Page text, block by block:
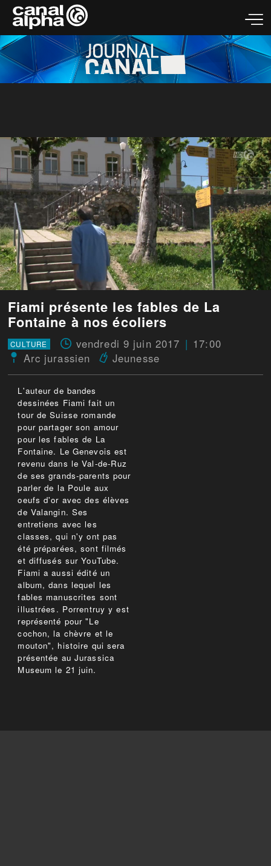
Fiami présente les fables de La
Fontaine à nos écoliers
CULTURE vendredi 9 juin 2017
17:00
Arc jurassien
Jeunesse
L'auteur de bandes
dessinées Fiami fait un
tour de Suisse romande
pour partager son amour
pour les fables de La
Fontaine. Le Genevois est
revenu dans le Val-de-Ruz
de ses grands-parents pour
parler de la Poule aux
oeufs d'or avec des élèves
de Valangin. Ses
entretiens avec les
classes, qui n'y ont pas
été préparées, sont filmés
et diffusés sur YouTube.
Fiami a aussi édité un
album, dans lequel les
fables manuscrites sont
illustrées. Porrentruy y est
représenté pour "Le
cochon, la chèvre et le
mouton", histoire qui sera
présentée au Jurassica
Museum le 21 juin.